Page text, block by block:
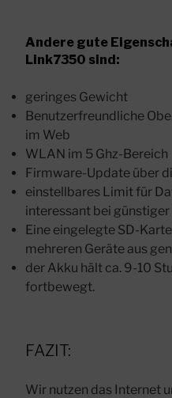
Andere gute
Link7350 sind:
geringes Gewicht
Benutzerfreundliche
im Web
WLAN im 5 Ghz-Bereich
Firmware-Update über
einstellbares Limit für
interessant bei
Eine eingelegte SD-
mehreren Geräte aus
der Akku hält ca. 9-10
fortbewegt.
FAZIT:
Wir nutzen das Internet